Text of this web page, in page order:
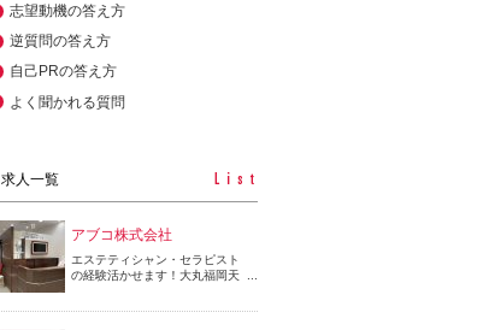
志望動機の答え方
逆質問の答え方
自己PRの答え方
よく聞かれる質問
求人一覧
アブコ株式会社
エステティシャン・セラピスト
の経験活かせます！大丸福岡天